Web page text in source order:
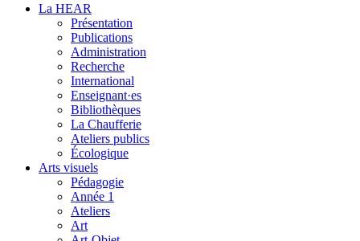
La HEAR
Présentation
Publications
Administration
Recherche
International
Enseignant·es
Bibliothèques
La Chaufferie
Ateliers publics
Écologique
Arts visuels
Pédagogie
Année 1
Ateliers
Art